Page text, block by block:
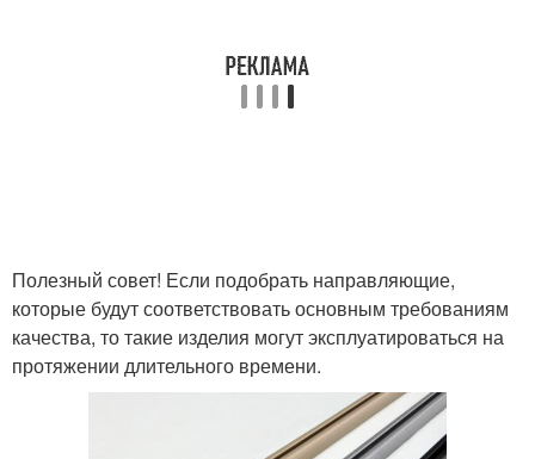
Полезный совет! Если подобрать направляющие,
которые будут соответствовать основным требованиям
качества, то такие изделия могут эксплуатироваться на
протяжении длительного времени.